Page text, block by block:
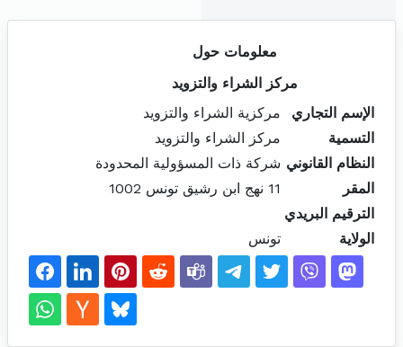
معلومات حول
مركز الشراء والتزويد
الإسم التجاري
مركزية الشراء والتزويد
التسمية
مركز الشراء والتزويد
النظام القانوني شركة ذات المسؤولية المحدودة
المقر
11 نهج ابن رشيق تونس 1002
الترقيم البريدي
الولاية
تونس